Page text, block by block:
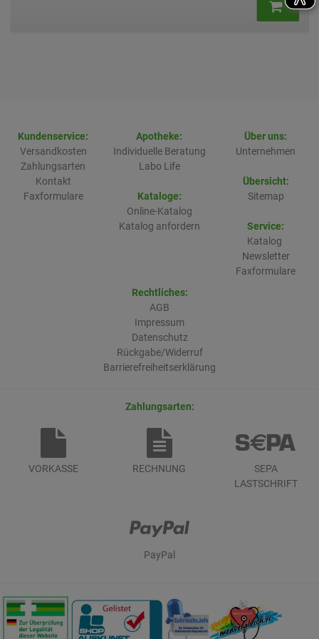
Kundenservice:
Versandkosten
Zahlungsarten
Kontakt
Faxformulare
Apotheke:
Individuelle Beratung
Labo Life
Kataloge:
Online-Katalog
Katalog anfordern
Über uns:
Unternehmen
Übersicht:
Sitemap
Service:
Katalog
Newsletter
Faxformulare
Rechtliches:
AGB
Impressum
Datenschutz
Rückgabe/Widerruf
Barrierefreiheitserklärung
Zahlungsarten:
VORKASSE RECHNUNG
SEPA
LASTSCHRIFT
PayPal